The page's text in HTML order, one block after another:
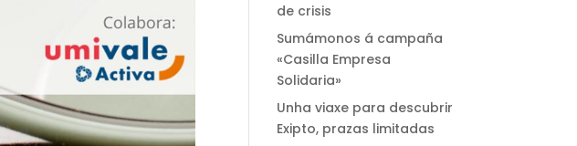
de crisis
Sumámonos á campaña
«Casilla Empresa
Solidaria»
Unha viaxe para descubrir
Exipto, prazas limitadas